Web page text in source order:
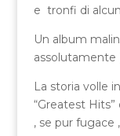
e tronfi di
Un album
assolutamente
La storia volle
“Greatest
, se pur fugace